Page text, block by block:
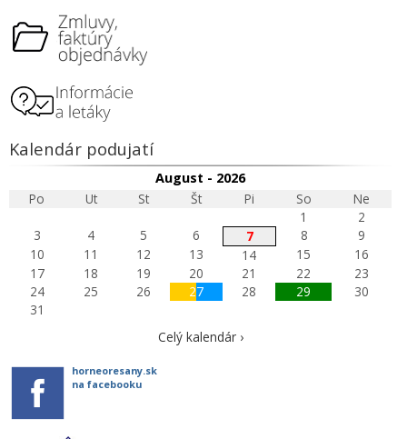
Kalendár podujatí
August - 2026
Po
Ut St Št Pi So
Ne
1
2
3
4 5 6 7 8
9
10
11 12 13 14 15
16
17
18 19 20 21 22
23
24
25 26 27 28 29
30
31
Celý kalendár ›
horneoresany.sk
na facebooku